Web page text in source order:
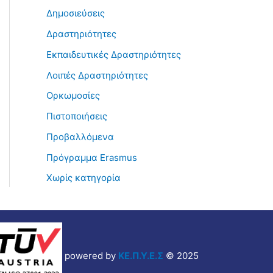
Δημοσιεύσεις
Δραστηριότητες
Εκπαιδευτικές Δραστηριότητες
Λοιπές Δραστηριότητες
Ορκωμοσίες
Πιστοποιήσεις
Προβαλλόμενα
Πρόγραμμα Erasmus
Χωρίς κατηγορία
powered by ΚΕ.Π.Υ.Ε.Σ © 2025